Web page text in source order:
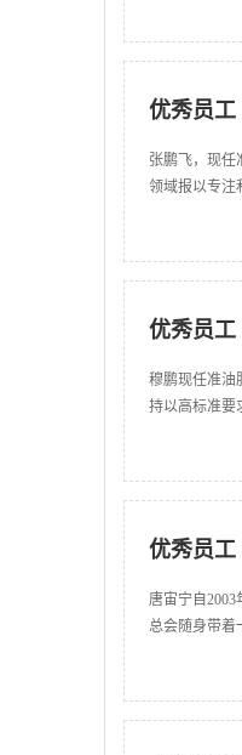
优秀员工
张鹏飞，现任
领域报以专注
优秀员工
穆鹏现任准油
持以高标准要
优秀员工
唐宙宁自
总会随身带着